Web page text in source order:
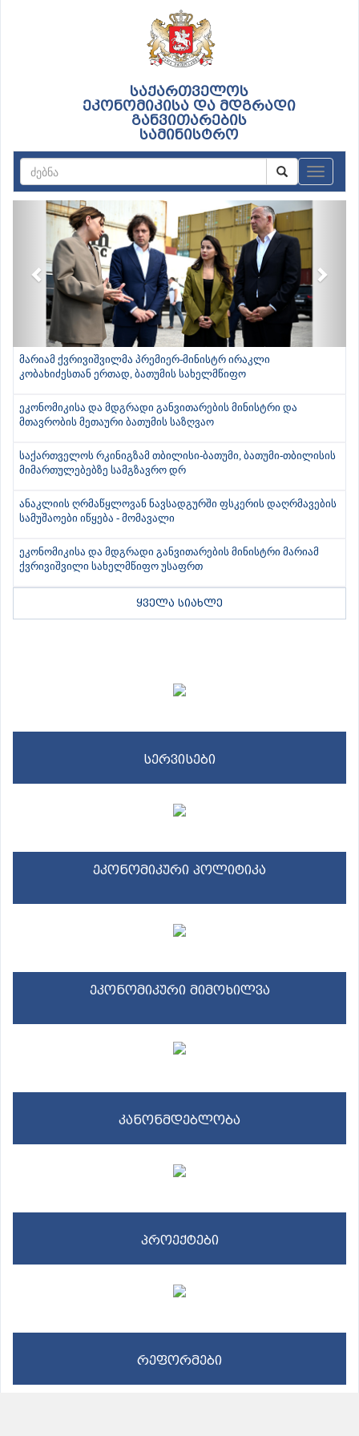
საქართველოს
ეკონომიკისა და მდგრადი
განვითარების
სამინისტრო
Previous
მარიამ ქვრივიშვილმა პრემიერ-მინისტრ ირაკლი
კობახიძესთან ერთად, ბათუმის სახელმწიფო
ეკონომიკისა და მდგრადი განვითარების მინისტრი და
მთავრობის მეთაური ბათუმის საზღვაო
საქართველოს რკინიგზამ თბილისი-ბათუმი, ბათუმი-თბილისის
მიმართულებებზე სამგზავრო დრ
ანაკლიის ღრმაწყლოვან ნავსადგურში ფსკერის დაღრმავების
სამუშაოები იწყება - მომავალი
ეკონომიკისა და მდგრადი განვითარების მინისტრი მარიამ
ქვრივიშვილი სახელმწიფო უსაფრთ
ყველა სიახლე
სერვისები
ეკონომიკური პოლიტიკა
ეკონომიკური მიმოხილვა
კანონმდებლობა
პროექტები
რეფორმები